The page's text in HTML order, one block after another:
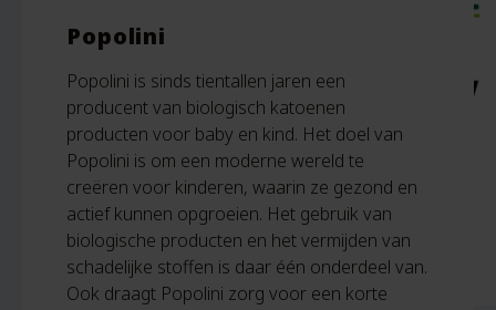
Popolini
Popolini is sinds tientallen jaren een
producent van biologisch katoenen
producten voor baby en kind. Het doel van
Popolini is om een moderne wereld te
creëren voor kinderen, waarin ze gezond en
actief kunnen opgroeien. Het gebruik van
biologische producten en het vermijden van
schadelijke stoffen is daar één onderdeel van.
Ook draagt Popolini zorg voor een korte